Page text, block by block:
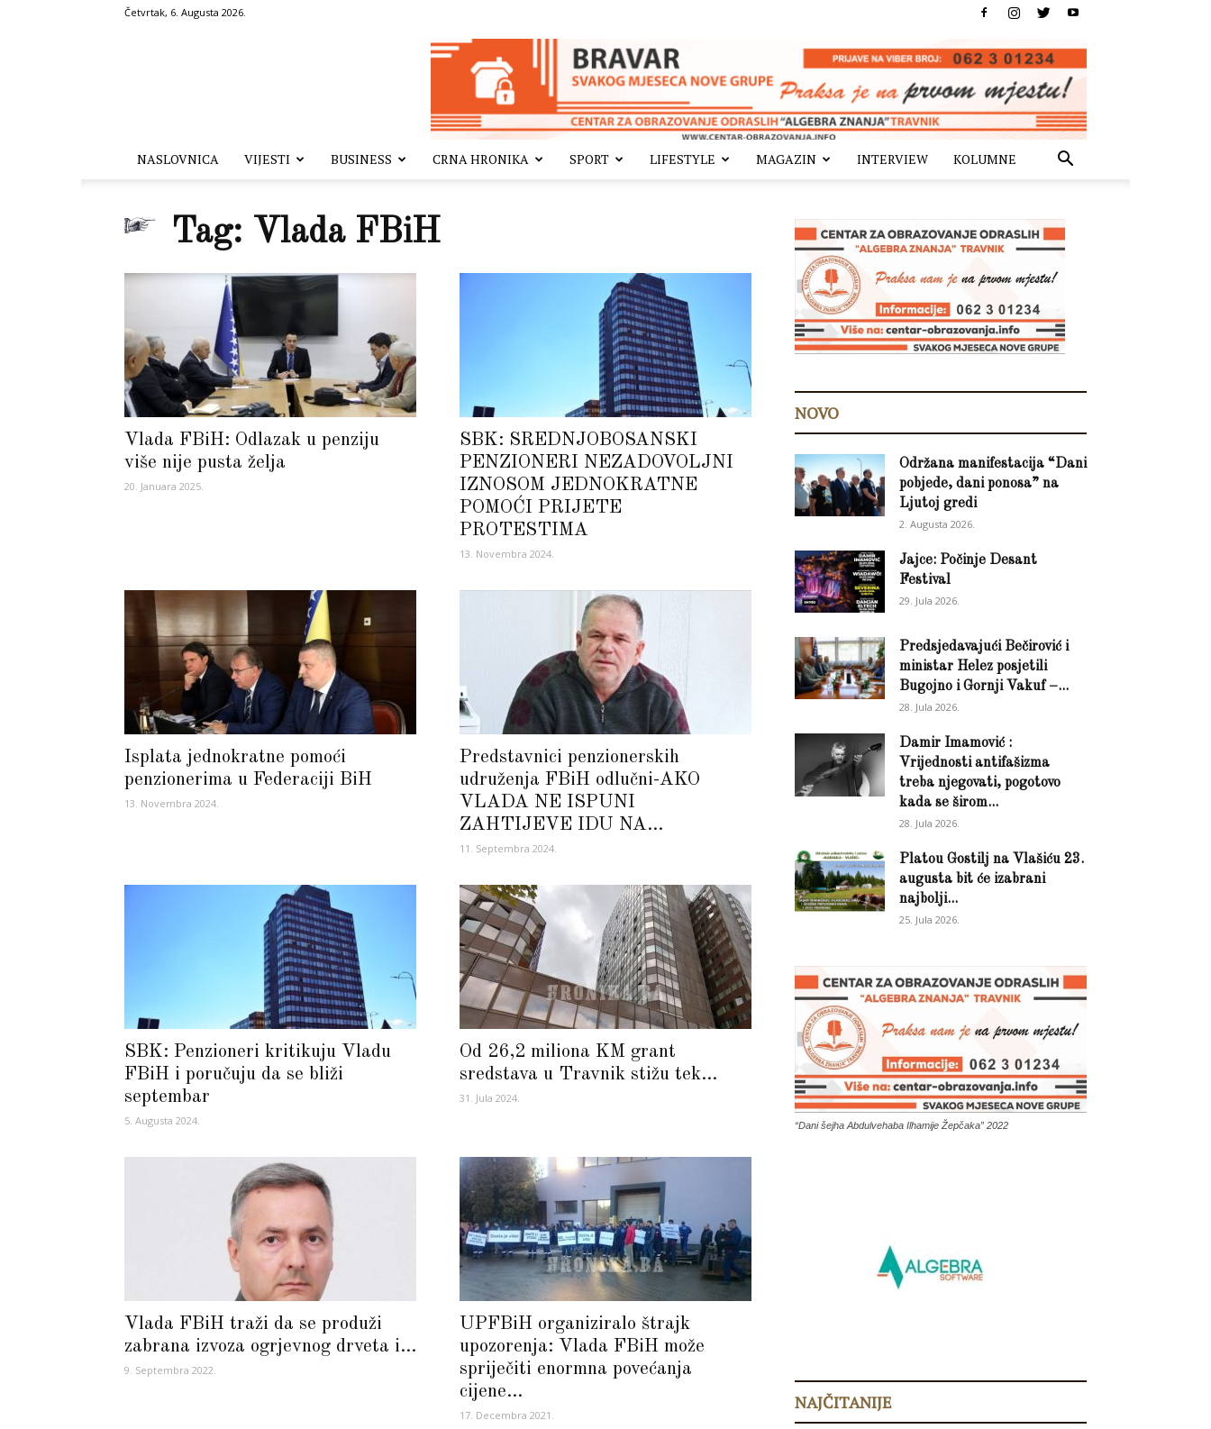
Četvrtak, 6. Augusta 2026.
NASLOVNICA VIJESTI BUSINESS CRNA HRONIKA SPORT LIFESTYLE MAGAZIN INTERVIEW KOLUMNE
Tag: Vlada FBiH
Vlada FBiH: Odlazak u penziju
više nije pusta želja
20. Januara 2025.
SBK: SREDNJOBOSANSKI
PENZIONERI NEZADOVOLJNI
IZNOSOM JEDNOKRATNE
POMOĆI PRIJETE
PROTESTIMA
13. Novembra 2024.
Isplata jednokratne pomoći
penzionerima u Federaciji BiH
13. Novembra 2024.
Predstavnici penzionerskih
udruženja FBiH odlučni-AKO
VLADA NE ISPUNI
ZAHTIJEVE IDU NA...
11. Septembra 2024.
SBK: Penzioneri kritikuju Vladu
FBiH i poručuju da se bliži
septembar
5. Augusta 2024.
Od 26,2 miliona KM grant
sredstava u Travnik stižu tek...
31. Jula 2024.
Vlada FBiH traži da se produži
zabrana izvoza ogrjevnog drveta i...
9. Septembra 2022.
UPFBiH organiziralo štrajk
upozorenja: Vlada FBiH može
spriječiti enormna povećanja
cijene...
17. Decembra 2021.
NOVO
Održana manifestacija “Dani
pobjede, dani ponosa” na
Ljutoj gredi
2. Augusta 2026.
Jajce: Počinje Desant
Festival
29. Jula 2026.
Predsjedavajući Bečirović i
ministar Helez posjetili
Bugojno i Gornji Vakuf –...
28. Jula 2026.
Damir Imamović :
Vrijednosti antifašizma
treba njegovati, pogotovo
kada se širom...
28. Jula 2026.
Platou Gostilj na Vlašiću 23.
augusta bit će izabrani
najbolji...
25. Jula 2026.
“Dani šejha Abdulvehaba Ilhamije Žepčaka” 2022
NAJČITANIJE